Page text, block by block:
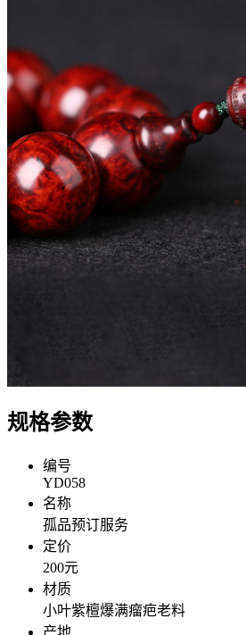
规格参数
编号
YD058
名称
孤品预订服务
定价
200元
材质
小叶紫檀爆满瘤疤老料